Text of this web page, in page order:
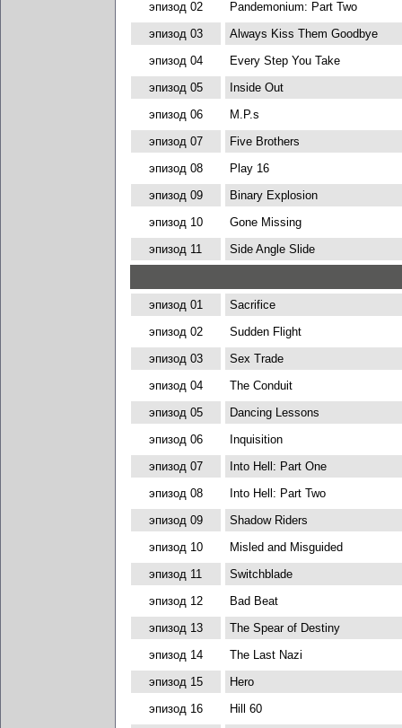
эпизод 02
Pandemonium: Part Two
эпизод 03
Always Kiss Them Goodbye
эпизод 04
Every Step You Take
эпизод 05
Inside Out
эпизод 06
M.P.s
эпизод 07
Five Brothers
эпизод 08
Play 16
эпизод 09
Binary Explosion
эпизод 10
Gone Missing
эпизод 11
Side Angle Slide
эпизод 01
Sacrifice
эпизод 02
Sudden Flight
эпизод 03
Sex Trade
эпизод 04
The Conduit
эпизод 05
Dancing Lessons
эпизод 06
Inquisition
эпизод 07
Into Hell: Part One
эпизод 08
Into Hell: Part Two
эпизод 09
Shadow Riders
эпизод 10
Misled and Misguided
эпизод 11
Switchblade
эпизод 12
Bad Beat
эпизод 13
The Spear of Destiny
эпизод 14
The Last Nazi
эпизод 15
Hero
эпизод 16
Hill 60